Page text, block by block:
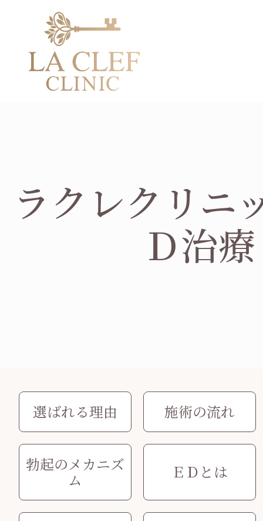
メニュー ED治療
ED治療
ラクレクリニ
Ｄ治療
選ばれる理由 施術の流れ
勃起のメカニズ
ム ＥＤとは